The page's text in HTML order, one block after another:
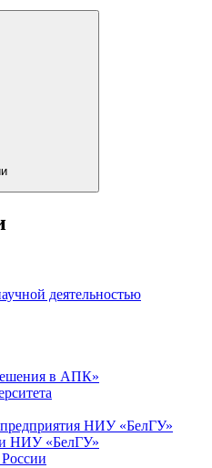
деятельностью
в АПК»
НИУ «БелГУ»
НИУ «БелГУ»